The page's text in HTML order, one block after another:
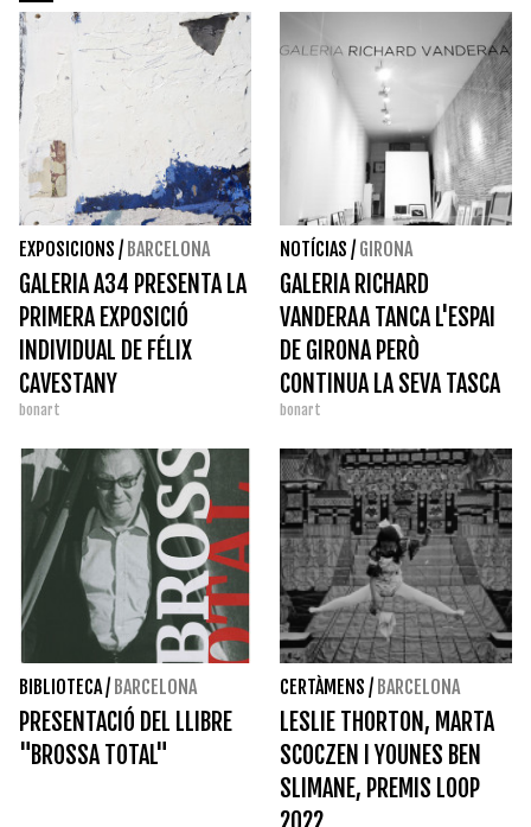
EXPOSICIONS / BARCELONA
GALERIA A34 PRESENTA LA
PRIMERA EXPOSICIÓ
INDIVIDUAL DE FÉLIX
CAVESTANY
bonart
NOTÍCIAS / GIRONA
GALERIA RICHARD
VANDERAA TANCA L'ESPAI
DE GIRONA PERÒ
CONTINUA LA SEVA TASCA
DE RECERCA,
COMPRAVENDA I GESTIÓ
bonart
BIBLIOTECA/ BARCELONA
PRESENTACIÓ DEL LLIBRE
"BROSSA TOTAL"
CERTÀMENS / BARCELONA
LESLIE THORTON, MARTA
SCOCZEN I YOUNES BEN
SLIMANE, PREMIS LOOP